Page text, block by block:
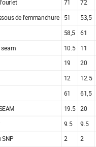
71 72
de l'emmanchure
51 53,5
58,5 61
seam
10.5 11
19 20
12 12.5
61 61,5
19.5 20
9.5 9.5
SNP 2 2